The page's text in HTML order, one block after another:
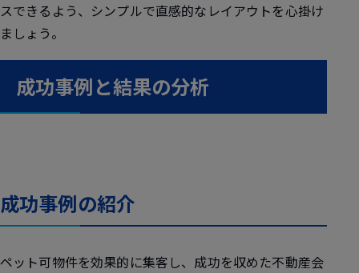
スできるよう、シンプルで直感的なレイアウトを心掛け
ましょう。
成功事例と結果の分析
成功事例の紹介
ペット可物件を効果的に集客し、成功を収めた不動産会